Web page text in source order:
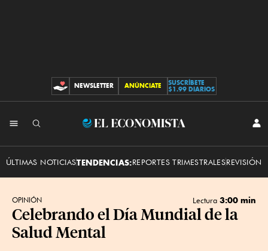
CONTRIBUCIONES
NEWSLETTER ANÚNCIATE
SUSCRÍBETE
$1.99 DIARIOS
El
ÚLTIMAS NOTICIASTENDENCIAS:REPORTES TRIMESTRALESREVISIÓN
OPINIÓN Lectura 3:00 min
Celebrando el Día Mundial de la
Salud Mental